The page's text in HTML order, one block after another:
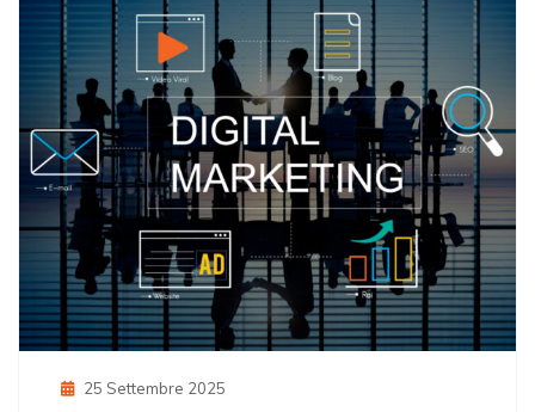
Posted
25 Settembre 2025